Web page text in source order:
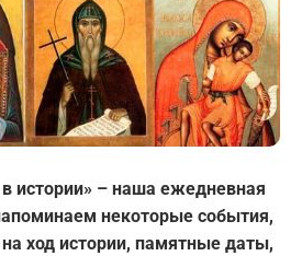
истории» – наша ежедневная
некоторые события,
ход истории, памятные даты,